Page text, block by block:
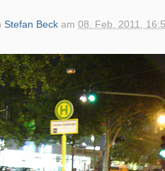
Stefan Beck am08. Feb. 2011,